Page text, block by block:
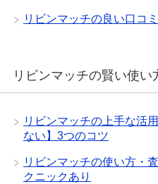
リビンマッチの良い口コ
リビンマッチの賢い使い
リビンマッチの上手な活
ない】3つのコツ
リビンマッチの使い方・
クニックあり